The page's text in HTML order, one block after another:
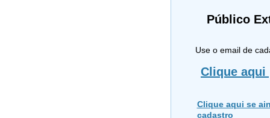
Público
Use o email de
Clique aqui
Clique aqui se
cadastro